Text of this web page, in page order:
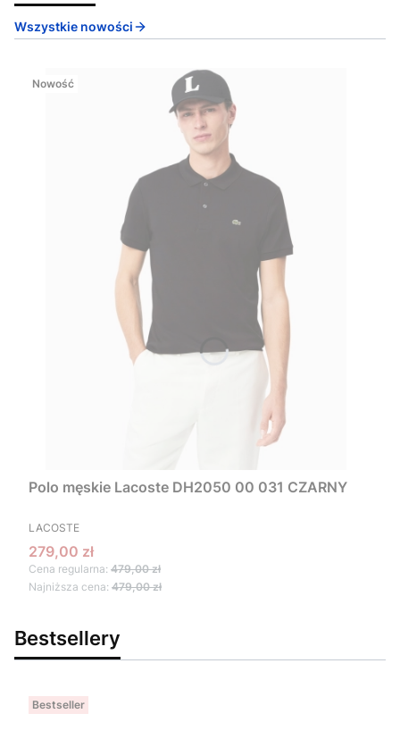
Wszystkie nowości
Nowość
Polo męskie Lacoste DH2050 00 031 CZARNY
PRODUCENT
LACOSTE
Cena promocyjna
279,00 zł
Cena regularna: 479,00 zł
Najniższa cena: 479,00 zł
Bestsellery
Bestseller